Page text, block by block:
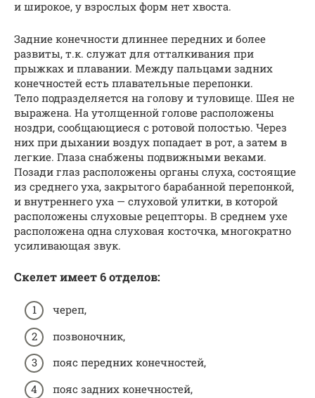
и широкое, у взрослых форм нет хвоста.
Задние конечности длиннее передних и более
развиты, т.к. служат для отталкивания при
прыжках и плавании. Между пальцами задних
конечностей есть плавательные перепонки.
Тело подразделяется на голову и туловище. Шея не
выражена. На утолщенной голове расположены
ноздри, сообщающиеся с ротовой полостью. Через
них при дыхании воздух попадает в рот, а затем в
легкие. Глаза снабжены подвижными веками.
Позади глаз расположены органы слуха, состоящие
из среднего уха, закрытого барабанной перепонкой,
и внутреннего уха — слуховой улитки, в которой
расположены слуховые рецепторы. В среднем ухе
расположена одна слуховая косточка, многократно
усиливающая звук.
Скелет имеет 6 отделов:
череп,
позвоночник,
пояс передних конечностей,
пояс задних конечностей,